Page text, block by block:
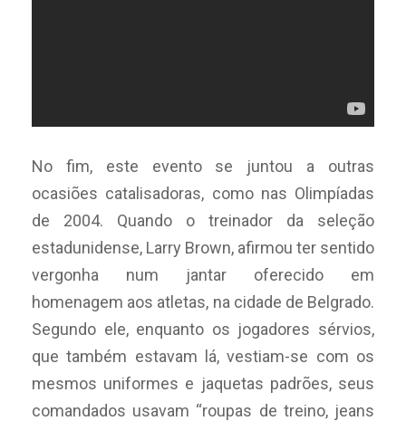
No fim, este evento se juntou a outras
ocasiões catalisadoras, como nas Olimpíadas
de 2004. Quando o treinador da seleção
estadunidense, Larry Brown, afirmou ter sentido
vergonha num jantar oferecido em
homenagem aos atletas, na cidade de Belgrado.
Segundo ele, enquanto os jogadores sérvios,
que também estavam lá, vestiam-se com os
mesmos uniformes e jaquetas padrões, seus
comandados usavam “roupas de treino, jeans